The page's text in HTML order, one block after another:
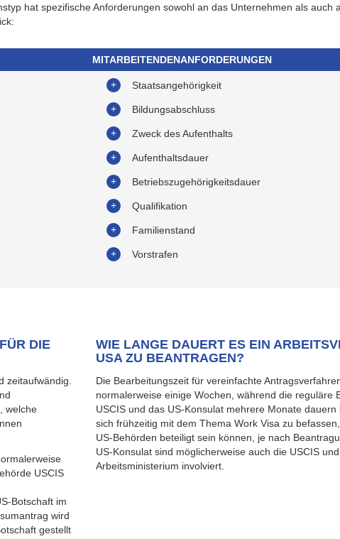
hat spezifische Anforderungen sowohl an das Unternehmen als auch
MITARBEITENDENANFORDERUNGEN
Staatsangehörigkeit
Bildungsabschluss
Zweck des Aufenthalts
Aufenthaltsdauer
Betriebszugehörigkeitsdauer
Qualifikation
Familienstand
Vorstrafen
DIE
zeitaufwändig.
welche
USCIS
Botschaft im
wird
gestellt
WIE LANGE DAUERT ES EIN
USA ZU BEANTRAGEN?
Die Bearbeitungszeit für vereinfachte
normalerweise einige Wochen, während die reguläre
USCIS und das US-Konsulat mehrere Monate dauern
sich frühzeitig mit dem Thema Work Visa zu
US-Behörden beteiligt sein können, je nach
US-Konsulat sind möglicherweise auch die USCIS
Arbeitsministerium involviert.